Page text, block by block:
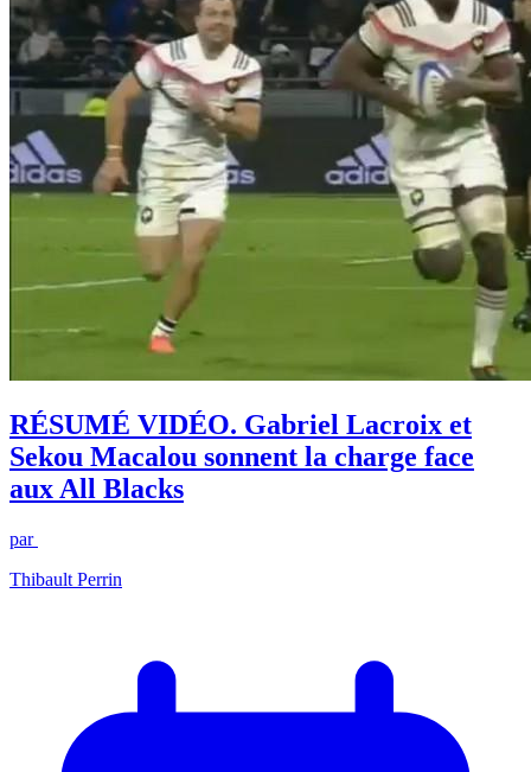
RÉSUMÉ VIDÉO. Gabriel Lacroix et
Sekou Macalou sonnent la charge face
aux All Blacks
par
Thibault Perrin